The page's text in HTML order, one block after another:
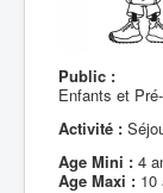
Public :
Enfants et
Activité :
Age Mini : 4
Age Maxi : 10